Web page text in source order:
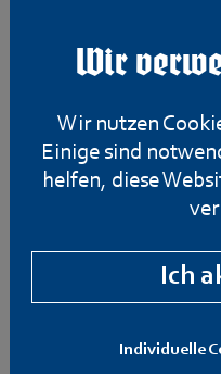
Wir
Wir nutzen
Einige sind
helfen, diese
Ich
Individuelle